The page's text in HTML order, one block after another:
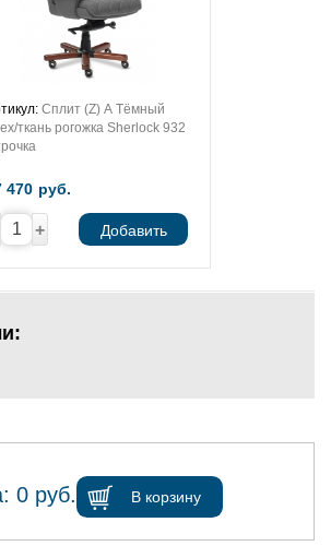
Сплит (Z) А Тёмный
ткань рогожка Sherlock 932
470 руб.
+ Добавить
0руб. В корзину